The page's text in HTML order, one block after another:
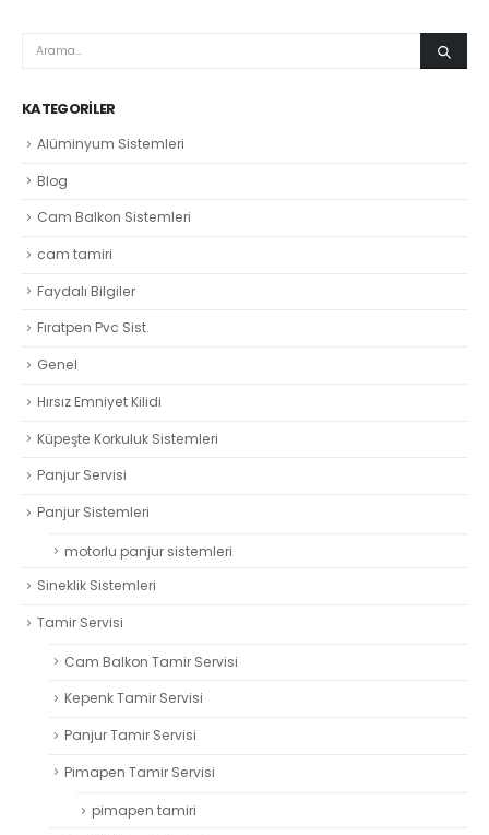
KATEGORILER
Alüminyum Sistemleri
Blog
Cam Balkon Sistemleri
cam tamiri
Faydalı Bilgiler
Fıratpen Pvc Sist.
Genel
Hırsız Emniyet Kilidi
Küpeşte Korkuluk Sistemleri
Panjur Servisi
Panjur Sistemleri
motorlu panjur sistemleri
Sineklik Sistemleri
Tamir Servisi
Cam Balkon Tamir Servisi
Kepenk Tamir Servisi
Panjur Tamir Servisi
Pimapen Tamir Servisi
pimapen tamiri